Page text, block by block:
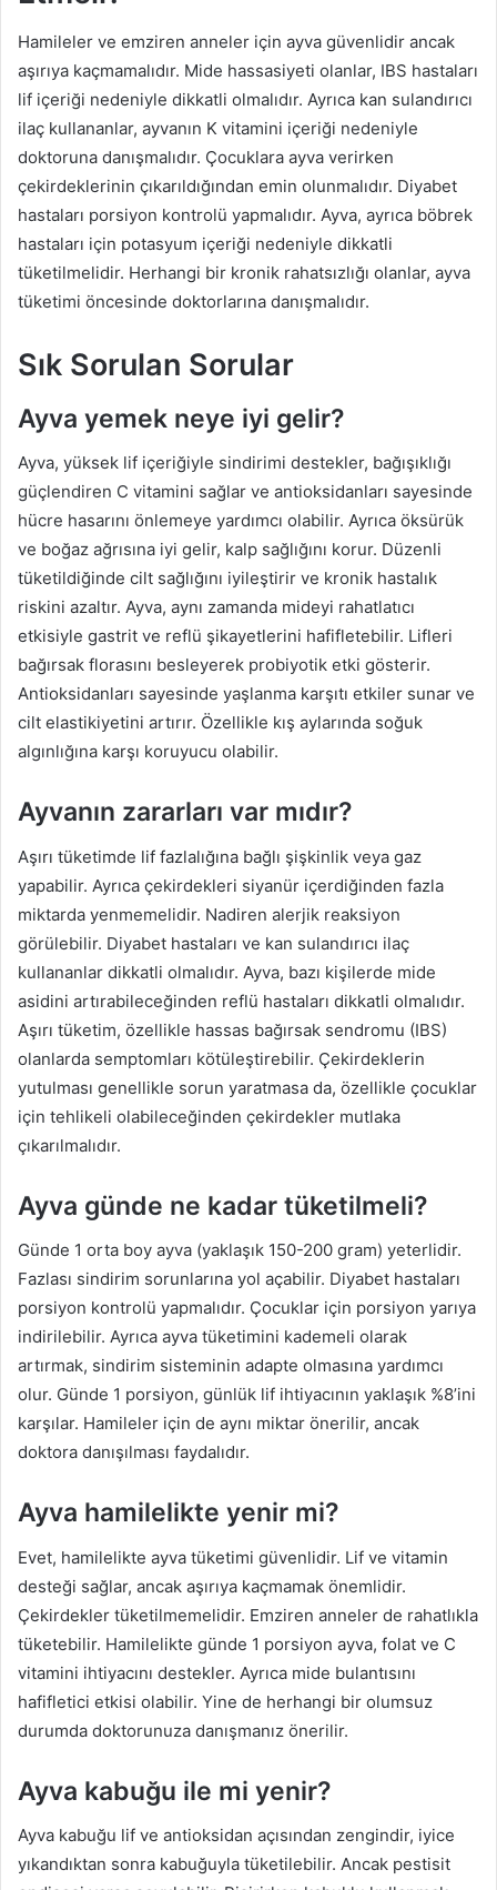
Hamileler ve emziren anneler için ayva güvenlidir ancak
aşırıya kaçmamalıdır. Mide hassasiyeti olanlar, IBS hastaları
lif içeriği nedeniyle dikkatli olmalıdır. Ayrıca kan sulandırıcı
ilaç kullananlar, ayvanın K vitamini içeriği nedeniyle
doktoruna danışmalıdır. Çocuklara ayva verirken
çekirdeklerinin çıkarıldığından emin olunmalıdır. Diyabet
hastaları porsiyon kontrolü yapmalıdır. Ayva, ayrıca böbrek
hastaları için potasyum içeriği nedeniyle dikkatli
tüketilmelidir. Herhangi bir kronik rahatsızlığı olanlar, ayva
tüketimi öncesinde doktorlarına danışmalıdır.
Sık Sorulan Sorular
Ayva yemek neye iyi gelir?
Ayva, yüksek lif içeriğiyle sindirimi destekler, bağışıklığı
güçlendiren C vitamini sağlar ve antioksidanları sayesinde
hücre hasarını önlemeye yardımcı olabilir. Ayrıca öksürük
ve boğaz ağrısına iyi gelir, kalp sağlığını korur. Düzenli
tüketildiğinde cilt sağlığını iyileştirir ve kronik hastalık
riskini azaltır. Ayva, aynı zamanda mideyi rahatlatıcı
etkisiyle gastrit ve reflü şikayetlerini hafifletebilir. Lifleri
bağırsak florasını besleyerek probiyotik etki gösterir.
Antioksidanları sayesinde yaşlanma karşıtı etkiler sunar ve
cilt elastikiyetini artırır. Özellikle kış aylarında soğuk
algınlığına karşı koruyucu olabilir.
Ayvanın zararları var mıdır?
Aşırı tüketimde lif fazlalığına bağlı şişkinlik veya gaz
yapabilir. Ayrıca çekirdekleri siyanür içerdiğinden fazla
miktarda yenmemelidir. Nadiren alerjik reaksiyon
görülebilir. Diyabet hastaları ve kan sulandırıcı ilaç
kullananlar dikkatli olmalıdır. Ayva, bazı kişilerde mide
asidini artırabileceğinden reflü hastaları dikkatli olmalıdır.
Aşırı tüketim, özellikle hassas bağırsak sendromu (IBS)
olanlarda semptomları kötüleştirebilir. Çekirdeklerin
yutulması genellikle sorun yaratmasa da, özellikle çocuklar
için tehlikeli olabileceğinden çekirdekler mutlaka
çıkarılmalıdır.
Ayva günde ne kadar tüketilmeli?
Günde 1 orta boy ayva (yaklaşık 150-200 gram) yeterlidir.
Fazlası sindirim sorunlarına yol açabilir. Diyabet hastaları
porsiyon kontrolü yapmalıdır. Çocuklar için porsiyon yarıya
indirilebilir. Ayrıca ayva tüketimini kademeli olarak
artırmak, sindirim sisteminin adapte olmasına yardımcı
olur. Günde 1 porsiyon, günlük lif ihtiyacının yaklaşık %8’ini
karşılar. Hamileler için de aynı miktar önerilir, ancak
doktora danışılması faydalıdır.
Ayva hamilelikte yenir mi?
Evet, hamilelikte ayva tüketimi güvenlidir. Lif ve vitamin
desteği sağlar, ancak aşırıya kaçmamak önemlidir.
Çekirdekler tüketilmemelidir. Emziren anneler de rahatlıkla
tüketebilir. Hamilelikte günde 1 porsiyon ayva, folat ve C
vitamini ihtiyacını destekler. Ayrıca mide bulantısını
hafifletici etkisi olabilir. Yine de herhangi bir olumsuz
durumda doktorunuza danışmanız önerilir.
Ayva kabuğu ile mi yenir?
Ayva kabuğu lif ve antioksidan açısından zengindir, iyice
yıkandıktan sonra kabuğuyla tüketilebilir. Ancak pestisit